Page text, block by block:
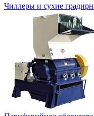
Чиллеры и сухие